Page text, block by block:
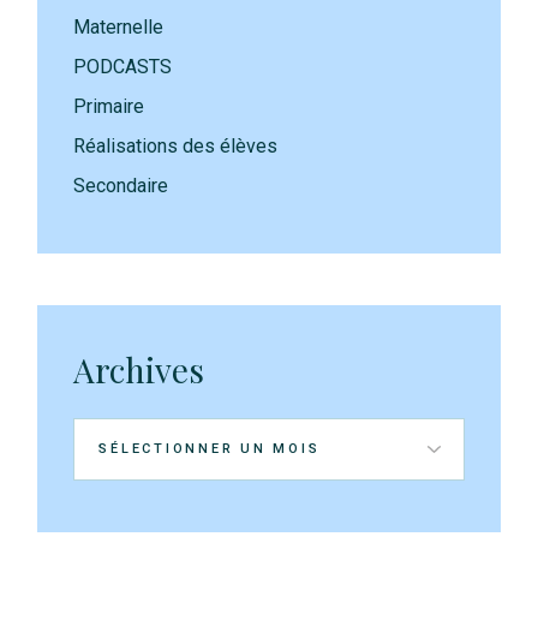
Maternelle
PODCASTS
Primaire
Réalisations des élèves
Secondaire
Archives
Archives